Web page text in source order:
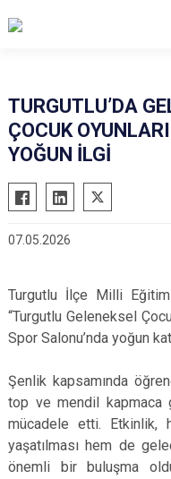
Ahmetli
Alaşehir
Kırkağaç
Köprübaşı
TURGUTLU’DA
ÇOCUK
YOĞUN İLGİ
07.05.2026
Turgutlu İlçe Milli Eğitim
“Turgutlu Geleneksel
Spor Salonu’nda yoğun
Şenlik kapsamında
top ve mendil kapmaca
mücadele etti. Etkinlik,
yaşatılması hem de
önemli bir buluşma